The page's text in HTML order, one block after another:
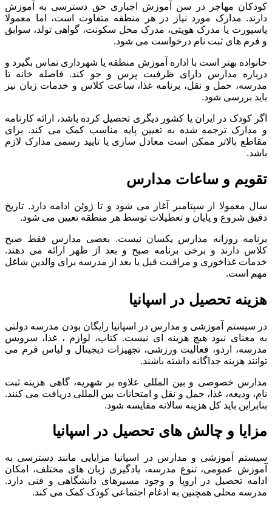
کودکان مهاجر در سن آموزش اجباری حق دسترسی به آموزش
دارند. مدارک مورد نیاز در هر منطقه متفاوت است، اما معمولا
پاسپورت یا مدرک هویتی، مدرک محل سکونت، گواهی تولد، سوابق
و فرم های ثبت نام درخواست می شود.
خانواده بهتر است با اداره آموزش منطقه یا شهرداری تماس بگیرد و
درباره مدارس دارای ظرفیت پرس و جو کند. فاصله خانه تا
مدرسه، حمل و نقل، برنامه غذا، ساعت کلاس و خدمات زبان نیز
باید بررسی شود.
اگر کودک در ایران یا کشور دیگری تحصیل کرده باشد، ارائه کارنامه
و مدارک ترجمه شده به تعیین پایه مناسب کمک می کند. برای
مقاطع بالاتر ممکن است معادل سازی یا تایید رسمی مدارک لازم
باشد.
تقویم و ساعات مدارس
سال معمولا از سپتامبر آغاز می شود و تا ژوئن ادامه دارد. تاریخ
دقیق شروع و پایان و تعطیلات توسط هر منطقه تعیین می شود.
برنامه روزانه مدارس یکسان نیست. بعضی مدارس فقط صبح
کلاس دارند و برخی برنامه صبح و بعد از ظهر ارائه می دهند.
خدمات غذاخوری و مراقبت قبل یا بعد از مدرسه برای والدین شاغل
مهم است.
هزینه تحصیل در اسپانیا
در سیستم آموزشی و مدارس در اسپانیا رایگان بودن مدرسه دولتی
به معنای نبود هیچ هزینه ای نیست. کتاب، لوازم ، غذا، سرویس
مدرسه، اردو، فعالیت ورزشی، تجهیزات دیجیتال و لباس فرم می
توانند هزینه جداگانه داشته باشند.
مدارس خصوصی و بین المللی علاوه بر شهریه، گاهی هزینه ثبت
نام، ودیعه، غذا، حمل و نقل و امتحانات بین المللی دریافت می کنند.
بنابراین باید کل هزینه سالانه مقایسه شود.
مزایا و چالش های تحصیل در اسپانیا
سیستم آموزشی و مدارس در اسپانیا مزایایی مانند دسترسی به
آموزش عمومی، تنوع مدرسه، یادگیری زبان های مختلف، امکان
ادامه تحصیل در اروپا و وجود مسیرهای دانشگاهی و فنی دارد.
مدرسه محلی همچنین به ادغام اجتماعی کودک کمک می کند.